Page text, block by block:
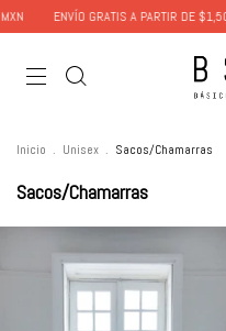
ENVÍO GRATIS A PARTIR DE $1,500 MXN
Inicio . Unisex . Sacos/Chamarras
Sacos/Chamarras